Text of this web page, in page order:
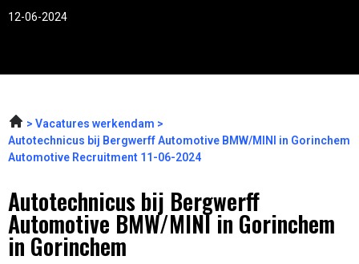
12-06-2024
Vacatures werkendam
Autotechnicus bij Bergwerff Automotive BMW/MINI in Gorinchem
Automotive Recruitment 11-06-2024
Autotechnicus bij Bergwerff
Automotive BMW/MINI in Gorinchem
in Gorinchem